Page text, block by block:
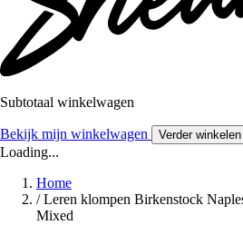
Subtotaal winkelwagen
Bekijk mijn winkelwagen Verder winkelen
Loading...
Home
/ Leren klompen Birkenstock
Mixed